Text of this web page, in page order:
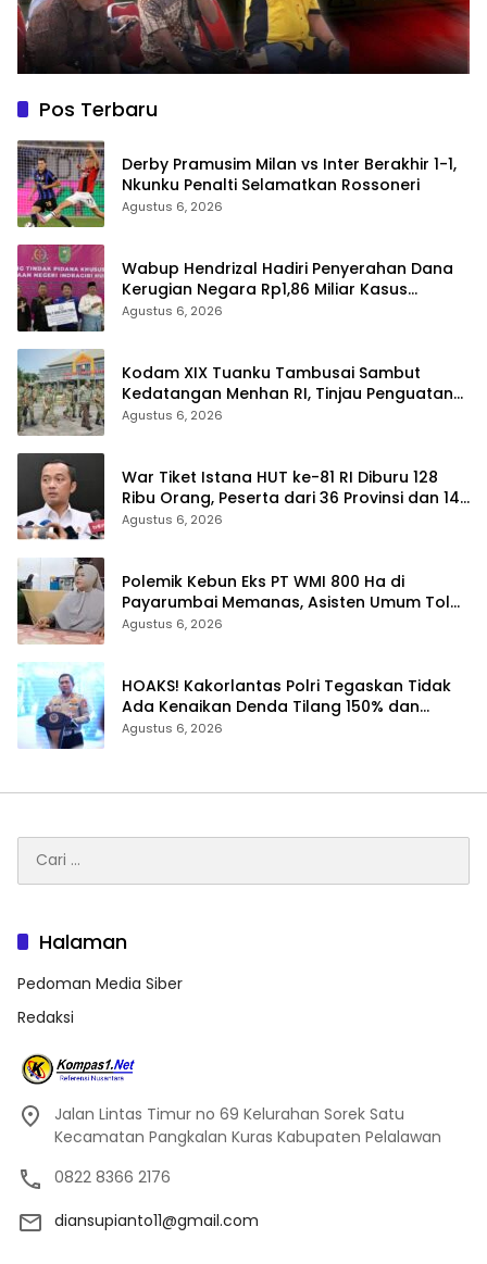
Pos Terbaru
Derby Pramusim Milan vs Inter Berakhir 1-1,
Nkunku Penalti Selamatkan Rossoneri
Agustus 6, 2026
Wabup Hendrizal Hadiri Penyerahan Dana
Kerugian Negara Rp1,86 Miliar Kasus
Korupsi BPR Indra Arta
Agustus 6, 2026
Kodam XIX Tuanku Tambusai Sambut
Kedatangan Menhan RI, Tinjau Penguatan
Yonif TP di Bengkalis dan Kampar
Agustus 6, 2026
War Tiket Istana HUT ke-81 RI Diburu 128
Ribu Orang, Peserta dari 36 Provinsi dan 14
Negara
Agustus 6, 2026
Polemik Kebun Eks PT WMI 800 Ha di
Payarumbai Memanas, Asisten Umum Tolak
Dikelola Agrinas dan Tantang Presiden
Agustus 6, 2026
HOAKS! Kakorlantas Polri Tegaskan Tidak
Ada Kenaikan Denda Tilang 150% dan
Tilang Manual Menyeluruh
Agustus 6, 2026
untuk:
Halaman
Pedoman Media Siber
Redaksi
Jalan Lintas Timur no 69 Kelurahan Sorek Satu
Kecamatan Pangkalan Kuras Kabupaten Pelalawan
0822 8366 2176
diansupianto11@gmail.com